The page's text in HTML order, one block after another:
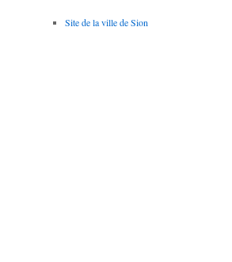
Site de la ville de Sion